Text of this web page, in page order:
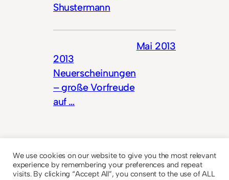
Shustermann
2013
Neuerscheinungen
– große Vorfreude
auf …
Mai 2013
We use cookies on our website to give you the most relevant
experience by remembering your preferences and repeat
visits. By clicking “Accept All”, you consent to the use of ALL